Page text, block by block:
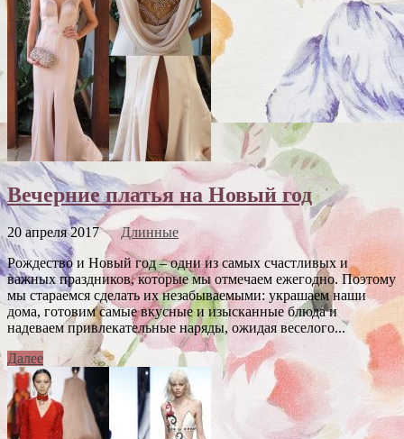
Вечерние платья на Новый год
20 апреля 2017 Длинные
Рождество и Новый год – одни из самых счастливых и
важных праздников, которые мы отмечаем ежегодно. Поэтому
мы стараемся сделать их незабываемыми: украшаем наши
дома, готовим самые вкусные и изысканные блюда и
надеваем привлекательные наряды, ожидая веселого...
Далее